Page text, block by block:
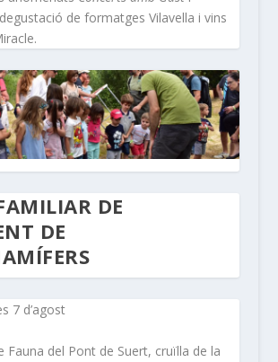
de formatges Vilavella i vins
DE
DE
7 d’agost
Fauna del Pont de Suert, cruïlla de la